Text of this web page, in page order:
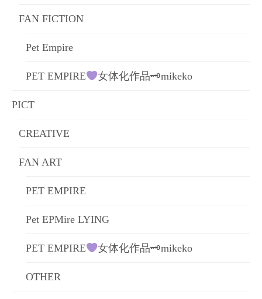
FAN FICTION
Pet Empire
PET EMPIRE 女体化作品🗝mikeko
PICT
CREATIVE
FAN ART
PET EMPIRE
Pet EPMire LYING
PET EMPIRE 女体化作品🗝mikeko
OTHER